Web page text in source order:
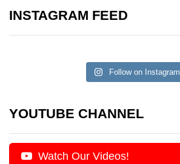
INSTAGRAM FEED
Follow on Instagram
YOUTUBE CHANNEL
Watch Our Videos!